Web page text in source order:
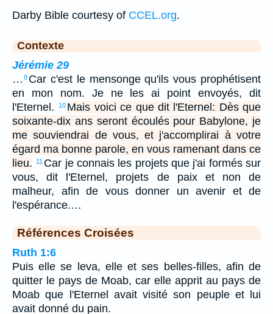
Darby Bible courtesy of CCEL.org.
Contexte
Jérémie 29
… 9 Car c'est le mensonge qu'ils vous prophétisent
en mon nom. Je ne les ai point envoyés, dit
l'Eternel.
10 Mais voici ce que dit l'Eternel: Dès que
soixante-dix ans seront écoulés pour Babylone, je
me souviendrai de vous, et j'accomplirai à votre
égard ma bonne parole, en vous ramenant dans ce
lieu.
11 Car je connais les projets que j'ai formés sur
vous, dit l'Eternel, projets de paix et non de
malheur, afin de vous donner un avenir et de
l'espérance.…
Références Croisées
Ruth 1:6
Puis elle se leva, elle et ses belles-filles, afin de
quitter le pays de Moab, car elle apprit au pays de
Moab que l'Eternel avait visité son peuple et lui
avait donné du pain.